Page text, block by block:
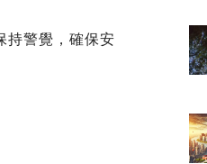
持警覺，確保安